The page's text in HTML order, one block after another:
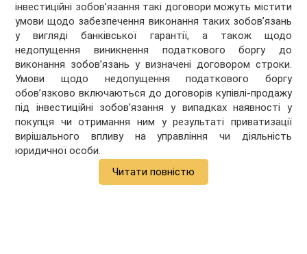
інвестиційні зобов’язання такі договори можуть містити
умови щодо забезпечення виконання таких зобов’язань
у вигляді банківської гарантії, а також щодо
недопущення виникнення податкового боргу до
виконання зобов’язань у визначені договором строки.
Умови щодо недопущення податкового боргу
обов’язково включаються до договорів купівлі-продажу
під інвестиційні зобов’язання у випадках наявності у
покупця чи отримання ним у результаті приватизації
вирішального впливу на управління чи діяльність
юридичної особи.
Читати повністю